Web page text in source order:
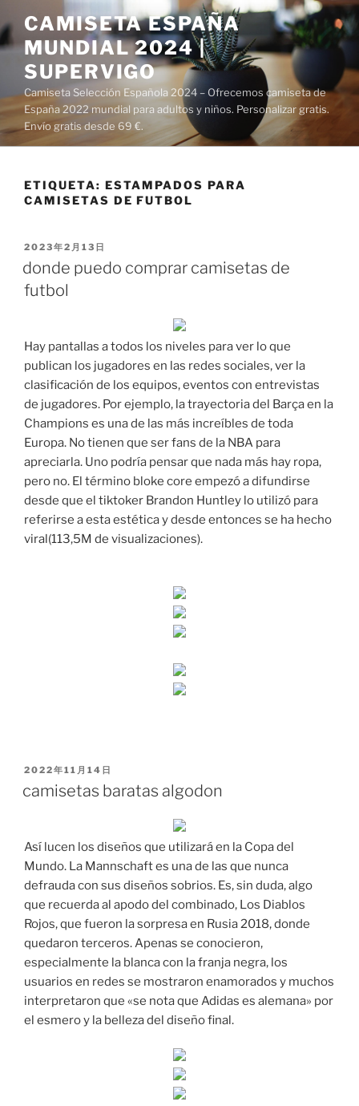
al
contenido
CAMISETA ESPAÑA
MUNDIAL 2024 |
SUPERVIGO
Camiseta Selección Española 2024 – Ofrecemos camiseta de
España 2022 mundial para adultos y niños. Personalizar gratis.
Envío gratis desde 69 €.
ETIQUETA: ESTAMPADOS PARA
CAMISETAS DE FUTBOL
PUBLICADO
EL
2023年2月13日
donde puedo comprar camisetas de
futbol
Hay pantallas a todos los niveles para ver lo que
publican los jugadores en las redes sociales, ver la
clasificación de los equipos, eventos con entrevistas
de jugadores. Por ejemplo, la trayectoria del Barça en la
Champions es una de las más increíbles de toda
Europa. No tienen que ser fans de la NBA para
apreciarla. Uno podría pensar que nada más hay ropa,
pero no. El término bloke core empezó a difundirse
desde que el tiktoker Brandon Huntley lo utilizó para
referirse a esta estética y desde entonces se ha hecho
viral(113,5M de visualizaciones).
PUBLICADO
2022年11月14日
camisetas baratas algodon
Así lucen los diseños que utilizará en la Copa del
Mundo. La Mannschaft es una de las que nunca
defrauda con sus diseños sobrios. Es, sin duda, algo
que recuerda al apodo del combinado, Los Diablos
Rojos, que fueron la sorpresa en Rusia 2018, donde
quedaron terceros. Apenas se conocieron,
especialmente la blanca con la franja negra, los
usuarios en redes se mostraron enamorados y muchos
interpretaron que «se nota que Adidas es alemana» por
el esmero y la belleza del diseño final.